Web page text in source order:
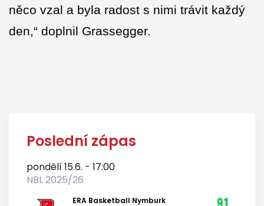
něco vzal a byla radost s nimi trávit každý
den,“ doplnil Grassegger.
Poslední zápas
pondělí 15.6. - 17:00
NBL 2025/26
ERA Basketball Nymburk